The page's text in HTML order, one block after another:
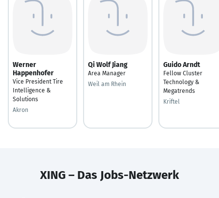
Werner
Happenhofer
Vice President Tire
Intelligence &
Solutions
Akron
Qi Wolf Jiang
Area Manager
Weil am Rhein
Guido Arndt
Fellow Cluster
Technology &
Megatrends
Kriftel
XING – Das Jobs-Netzwerk